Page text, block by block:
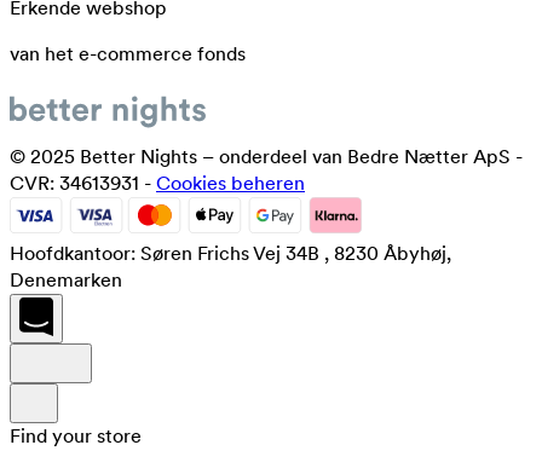
Erkende webshop
van het e-commerce fonds
© 2025 Better Nights – onderdeel van Bedre Nætter ApS -
CVR: 34613931 - Cookies beheren
Hoofdkantoor: Søren Frichs Vej 34B , 8230 Åbyhøj,
Denemarken
Find your store